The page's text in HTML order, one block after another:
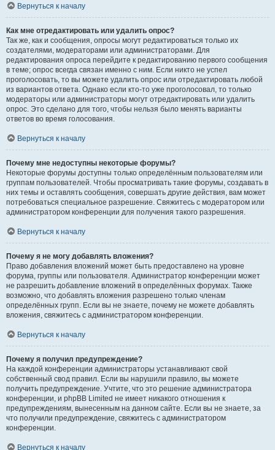
Вернуться к началу
Как мне отредактировать или удалить опрос?
Так же, как и сообщения, опросы могут редактироваться только их
создателями, модераторами или администраторами. Для
редактирования опроса перейдите к редактированию первого сообщения
в теме; опрос всегда связан именно с ним. Если никто не успел
проголосовать, то вы можете удалить опрос или отредактировать любой
из вариантов ответа. Однако если кто-то уже проголосовал, то только
модераторы или администраторы могут отредактировать или удалить
опрос. Это сделано для того, чтобы нельзя было менять варианты
ответов во время голосования.
Вернуться к началу
Почему мне недоступны некоторые форумы?
Некоторые форумы доступны только определённым пользователям или
группам пользователей. Чтобы просматривать такие форумы, создавать в
них темы и оставлять сообщения, совершать другие действия, вам может
потребоваться специальное разрешение. Свяжитесь с модератором или
администратором конференции для получения такого разрешения.
Вернуться к началу
Почему я не могу добавлять вложения?
Право добавления вложений может быть предоставлено на уровне
форума, группы или пользователя. Администратор конференции может
не разрешить добавление вложений в определённых форумах. Также
возможно, что добавлять вложения разрешено только членам
определённых групп. Если вы не знаете, почему не можете добавлять
вложения, свяжитесь с администратором конференции.
Вернуться к началу
Почему я получил предупреждение?
На каждой конференции администраторы устанавливают свой
собственный свод правил. Если вы нарушили правило, вы можете
получить предупреждение. Учтите, что это решение администратора
конференции, и phpBB Limited не имеет никакого отношения к
предупреждениям, вынесенным на данном сайте. Если вы не знаете, за
что получили предупреждение, свяжитесь с администратором
конференции.
Вернуться к началу